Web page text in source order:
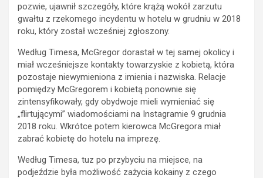
pozwie, ujawnił szczegóły, które krążą wokół zarzutu
gwałtu z rzekomego incydentu w hotelu w grudniu w 2018
roku, który został wcześniej zgłoszony.
Według Timesa, McGregor dorastał w tej samej okolicy i
miał wcześniejsze kontakty towarzyskie z kobietą, która
pozostaje niewymieniona z imienia i nazwiska. Relacje
pomiędzy McGregorem i kobietą ponownie się
zintensyfikowały, gdy obydwoje mieli wymieniać się
„flirtującymi” wiadomościami na Instagramie 9 grudnia
2018 roku. Wkrótce potem kierowca McGregora miał
zabrać kobietę do hotelu na imprezę.
Według Timesa, tuz po przybyciu na miejsce, na
podjeździe była możliwość zażycia kokainy z czego